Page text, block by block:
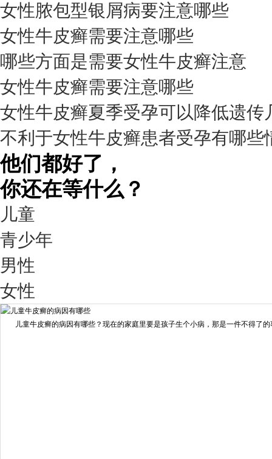
我要咨询我要预约
擅长： 杨成平 互联网门诊主任【医生简介】 毕业于长江...[详情]
预约量
6821
疗效满意
98%
我要咨询
擅长： 王艳琼 门诊主任 专家介绍：毕业于川北医学院...
预约量
女性脓包型银屑病要注意哪些
女性牛皮癣需要注意哪些
哪些方面是需要女性牛皮癣注意
女性牛皮癣需要注意哪些
女性牛皮癣夏季受孕可以降低遗传
不利于女性牛皮癣患者受孕有哪些
他们都好了，
你还在等什么？
儿童
青少年
男性
女性
儿童牛皮癣的病因有哪些？现在的家庭里要是孩子生个小病，那是一件不得了的